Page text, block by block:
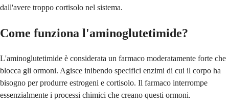
dall'avere troppo cortisolo nel sistema.
Come funziona l'aminoglutetimide?
L'aminoglutetimide è considerata un farmaco moderatamente forte che
blocca gli ormoni. Agisce inibendo specifici enzimi di cui il corpo ha
bisogno per produrre estrogeni e cortisolo. Il farmaco interrompe
essenzialmente i processi chimici che creano questi ormoni.